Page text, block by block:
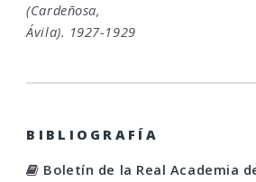
(Cardeñosa,
Ávila). 1927-1929
BIBLIOGRAFÍA
Boletín de la Real Academia